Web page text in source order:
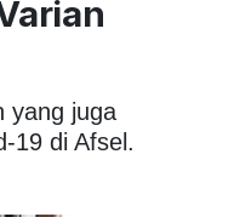
yang juga
19 di Afsel.